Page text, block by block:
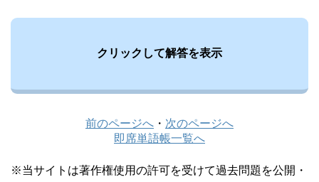
クリックして解答を表示
前のページへ ・ 次のページへ
即席単語帳一覧へ
※当サイトは著作権使用の許可を受けて過去問題を公開・